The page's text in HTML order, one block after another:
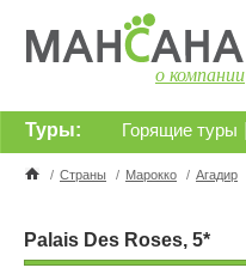
о компании
Горящие туры
Туры:
/ Страны / Мaрокко / Агадир
Palais Des Roses, 5*